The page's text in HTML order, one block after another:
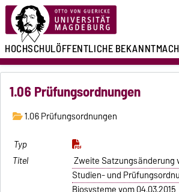
HOCHSCHULÖFFENTLICHE
1.06 Prüfungsordnungen
1.06 Prüfungsordnungen
Zweite Satzungsänderung
Studien- und